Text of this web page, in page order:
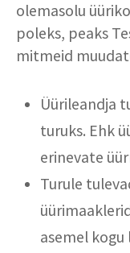
olemasolu
poleks, peaks
mitmeid
Üürileandja
turuks. Ehk
erinevate
Turule
asemel